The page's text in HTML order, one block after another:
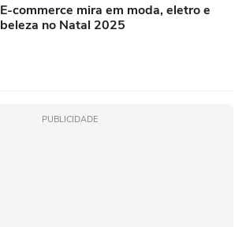
E-commerce mira em moda, eletro e
beleza no Natal 2025
PUBLICIDADE